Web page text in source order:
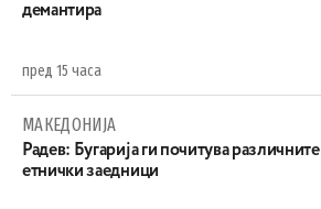
демантира
пред 15 часа
МАКЕДОНИЈА
Радев: Бугарија ги почитува различните
етнички заедници